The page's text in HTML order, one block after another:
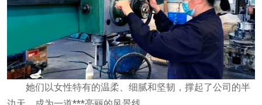
她们以女性特有的温柔、细腻和坚韧，撑起了公司的半